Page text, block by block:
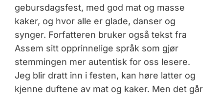
gebursdagsfest, med god mat og masse
kaker, og hvor alle er glade, danser og
synger. Forfatteren bruker også tekst fra
Assem sitt opprinnelige språk som gjør
stemmingen mer autentisk for oss lesere.
Jeg blir dratt inn i festen, kan høre latter og
kjenne duftene av mat og kaker. Men det går